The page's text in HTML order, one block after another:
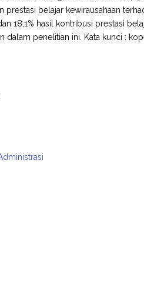
belajar kewirausahaan
18,1% hasil kontribusi prestasi
penelitian ini. Kata kunci :